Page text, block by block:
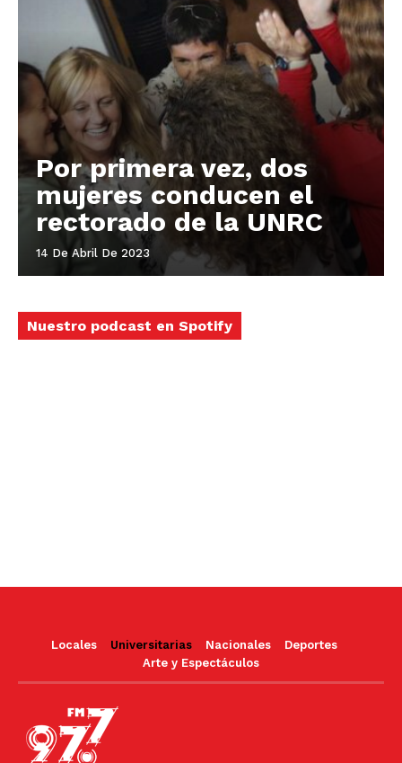
Por primera vez, dos
mujeres conducen el
rectorado de la UNRC
14 De Abril De 2023
Nuestro podcast en Spotify
Locales Universitarias Nacionales
Deportes
Arte y Espectáculos